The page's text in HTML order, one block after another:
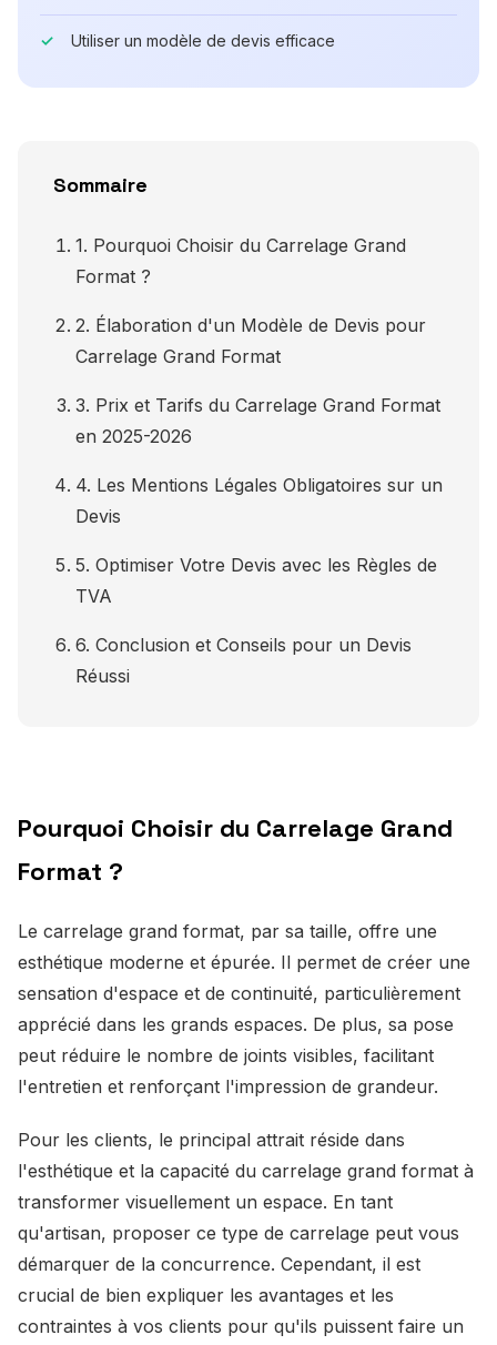
Utiliser un modèle de devis efficace
Sommaire
1. Pourquoi Choisir du Carrelage Grand
Format ?
2. Élaboration d'un Modèle de Devis pour
Carrelage Grand Format
3. Prix et Tarifs du Carrelage Grand Format
en 2025-2026
4. Les Mentions Légales Obligatoires sur un
Devis
5. Optimiser Votre Devis avec les Règles de
TVA
6. Conclusion et Conseils pour un Devis
Réussi
Pourquoi Choisir du Carrelage Grand
Format ?
Le carrelage grand format, par sa taille, offre une
esthétique moderne et épurée. Il permet de créer une
sensation d'espace et de continuité, particulièrement
apprécié dans les grands espaces. De plus, sa pose
peut réduire le nombre de joints visibles, facilitant
l'entretien et renforçant l'impression de grandeur.
Pour les clients, le principal attrait réside dans
l'esthétique et la capacité du carrelage grand format à
transformer visuellement un espace. En tant
qu'artisan, proposer ce type de carrelage peut vous
démarquer de la concurrence. Cependant, il est
crucial de bien expliquer les avantages et les
contraintes à vos clients pour qu'ils puissent faire un